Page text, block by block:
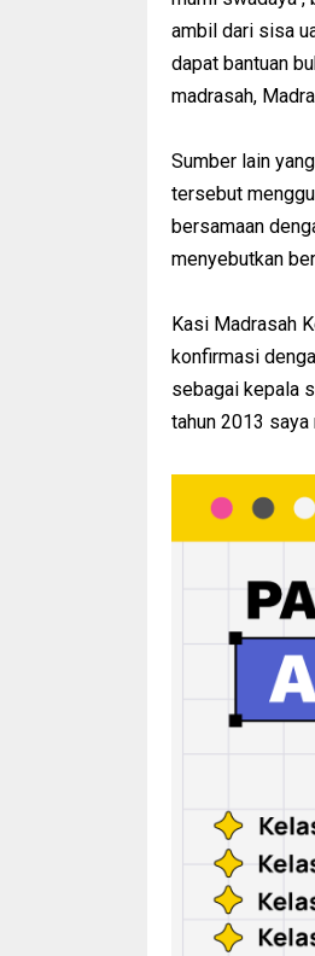
ambil dari sisa
dapat bantuan
madrasah,
Sumber lain
tersebut
bersamaan
menyebutkan
Kasi Madrasah
konfirmasi
sebagai kepala
tahun 2013 saya